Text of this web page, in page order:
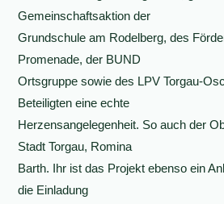
Gemeinschaftsaktion der
Grundschule am Rodelberg, des
Promenade, der BUND
Ortsgruppe sowie des LPV Torgau-
Beteiligten eine echte
Herzensangelegenheit. So auch der
Stadt Torgau, Romina
Barth. Ihr ist das Projekt ebenso ein
die Einladung